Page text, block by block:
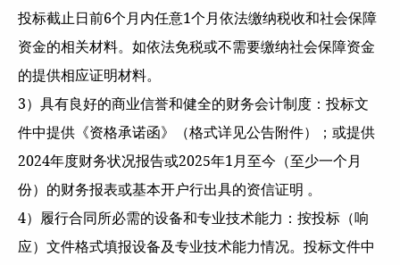
投标截止日前6个月内任意1个月依法缴纳税收和社会保障
资金的相关材料。如依法免税或不需要缴纳社会保障资金
的提供相应证明材料。
3）具有良好的商业信誉和健全的财务会计制度：投标文
件中提供《资格承诺函》（格式详见公告附件）；或提供
2024年度财务状况报告或2025年1月至今（至少一个月
份）的财务报表或基本开户行出具的资信证明 。
4）履行合同所必需的设备和专业技术能力：按投标（响
应）文件格式填报设备及专业技术能力情况。投标文件中